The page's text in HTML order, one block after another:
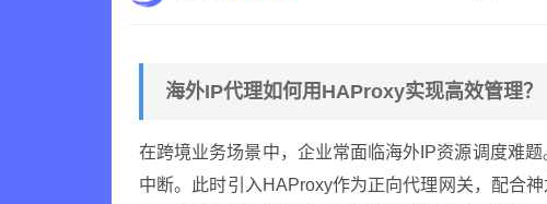
海外IP代理如何用HAProxy实现高效管理？
在跨境业务场景中，企业常面临海外IP资源调度难
中断。此时引入HAProxy作为正向代理网关，配合